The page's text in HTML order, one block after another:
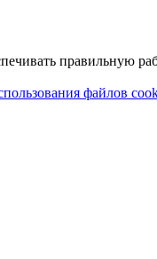
правильную
файлов